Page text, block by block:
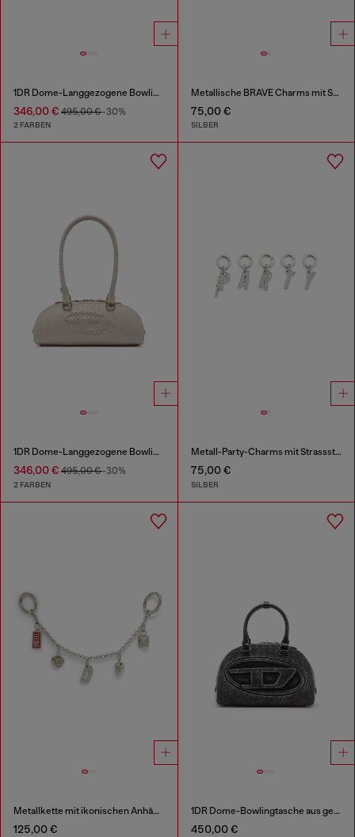
1DR Dome-Langgezogene Bowlingtasche aus Leder in Schlangenoptik
346,00 € 495,00 €-30%
2 FARBEN
Metallische BRAVE Charms mit Strasssteinen
75,00 €
SILBER
1DR Dome-Langgezogene Bowlingtasche aus Leder in Schlangenoptik
346,00 € 495,00 €-30%
2 FARBEN
Metall-Party-Charms mit Strasssteinen
75,00 €
SILBER
Metallkette mit ikonischen Anhängern
125,00 €
1DR Dome-Bowlingtasche aus gewaschenem Denim
450,00 €